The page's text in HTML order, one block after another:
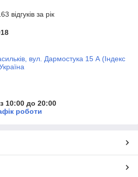
відгуків за рік
вул. Дармостука 15 А (Індекс
10:00 до 20:00
роботи